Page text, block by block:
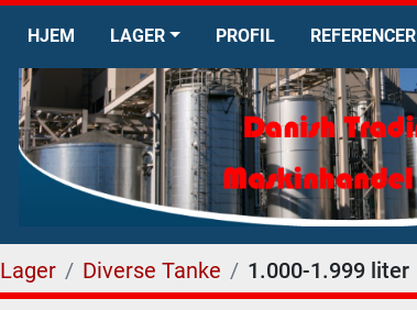
HJEM LAGER PROFIL REFERENCER
Lager Diverse Tanke 1.000-1.999 liter